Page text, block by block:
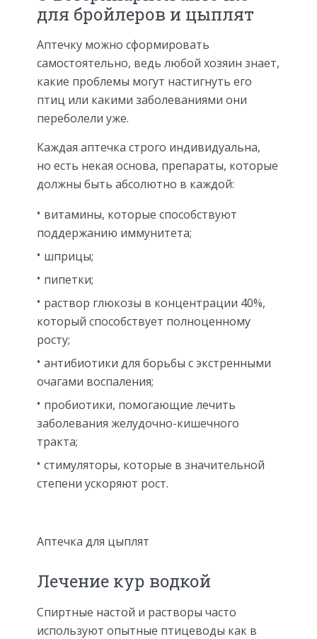
для бройлеров и цыплят
Аптечку можно сформировать
самостоятельно, ведь любой хозяин знает,
какие проблемы могут настигнуть его
птиц или какими заболеваниями они
переболели уже.
Каждая аптечка строго индивидуальна,
но есть некая основа, препараты, которые
должны быть абсолютно в каждой:
витамины, которые способствуют
поддержанию иммунитета;
шприцы;
пипетки;
раствор глюкозы в концентрации 40%,
который способствует полноценному
росту;
антибиотики для борьбы с экстренными
очагами воспаления;
пробиотики, помогающие лечить
заболевания желудочно-кишечного
тракта;
стимуляторы, которые в значительной
степени ускоряют рост.
Аптечка для цыплят
Лечение кур водкой
Спиртные настой и растворы часто
используют опытные птицеводы как в